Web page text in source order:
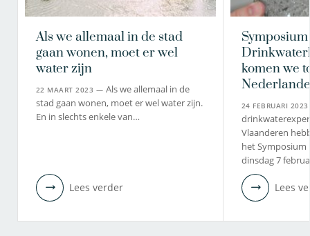
Als we allemaal in de stad
gaan wonen, moet er wel
water zijn
22 MAART 2023 — Als we allemaal in de
stad gaan wonen, moet er wel water zijn.
En in slechts enkele van…
Lees verder
Symposium
komen we
24 FEBRUARI
Vlaanderen
het
dinsdag 7
Lees